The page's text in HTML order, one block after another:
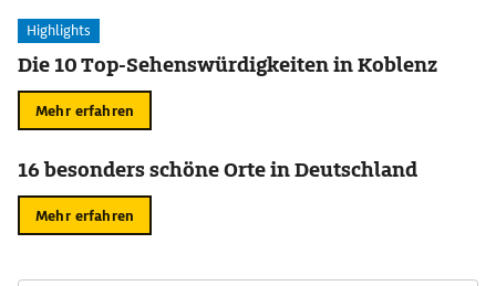
Highlights
Die 10 Top-Sehenswürdigkeiten in Koblenz
Mehr erfahren
16 besonders schöne Orte in Deutschland
Mehr erfahren